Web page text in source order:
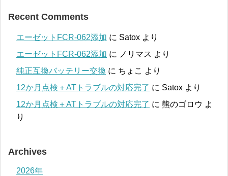
Recent Comments
エーゼットFCR-062添加 に Satox より
エーゼットFCR-062添加 に ノリマス より
純正互換バッテリー交換 に ちょこ より
12か月点検＋ATトラブルの対応完了 に Satox より
12か月点検＋ATトラブルの対応完了 に 熊のゴロウ よ
り
Archives
2026年